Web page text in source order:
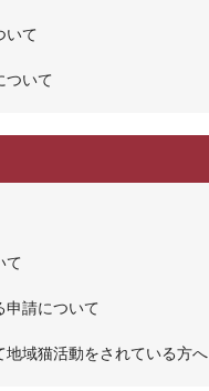
いて
ついて
て
申請について
地域猫活動をされている方へ